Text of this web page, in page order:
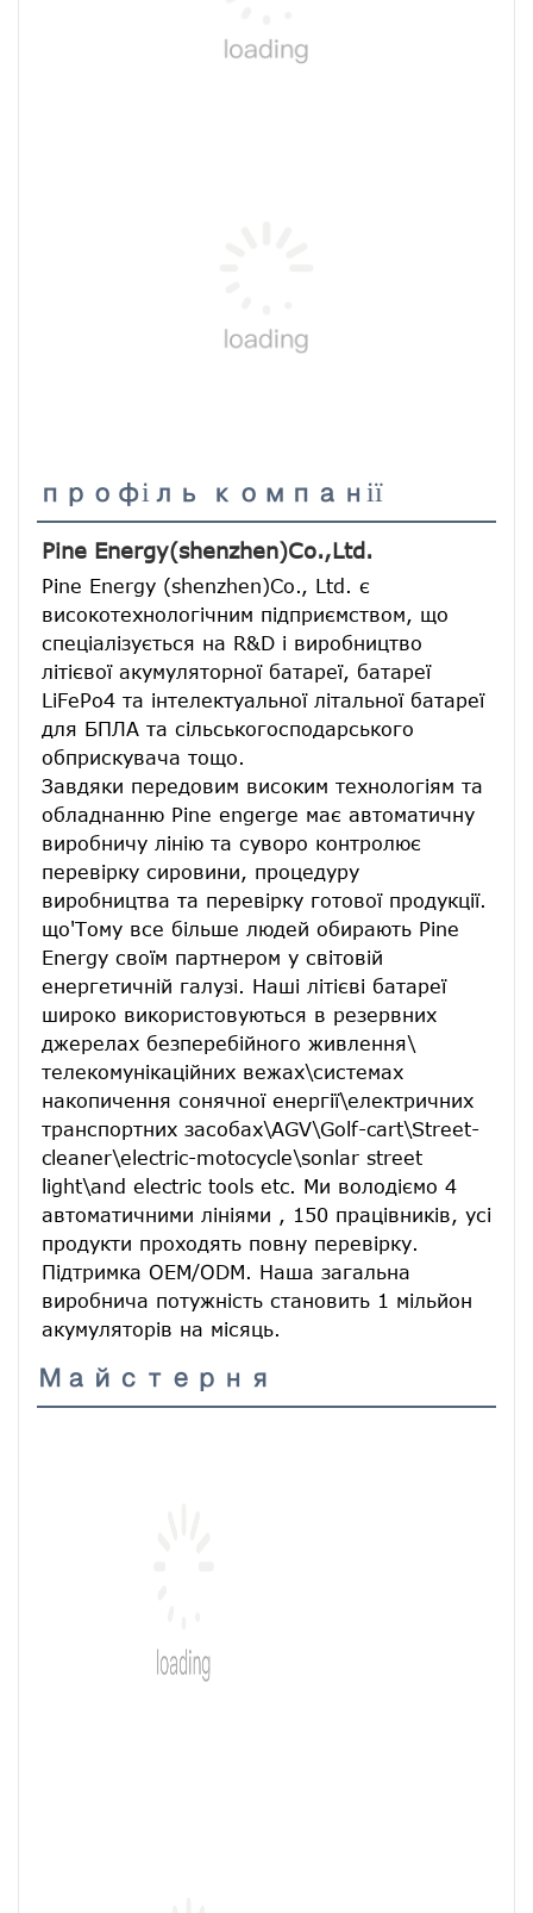
профіль компанії
Pine Energy(shenzhen)Co.,Ltd.
Pine Energy (shenzhen)Co., Ltd. є
високотехнологічним підприємством, що
спеціалізується на R&D і виробництво
літієвої акумуляторної батареї, батареї
LiFePo4 та інтелектуальної літальної батареї
для БПЛА та сільськогосподарського
обприскувача тощо.
Завдяки передовим високим технологіям та
обладнанню Pine engerge має автоматичну
виробничу лінію та суворо контролює
перевірку сировини, процедуру
виробництва та перевірку готової продукції.
що'Тому все більше людей обирають Pine
Energy своїм партнером у світовій
енергетичній галузі. Наші літієві батареї
широко використовуються в резервних
джерелах безперебійного живлення\
телекомунікаційних вежах\системах
накопичення сонячної енергії\електричних
транспортних засобах\AGV\Golf-cart\Street-
cleaner\electric-motocycle\sonlar street
light\and electric tools etc. Ми володіємо 4
автоматичними лініями , 150 працівників, усі
продукти проходять повну перевірку.
Підтримка OEM/ODM. Наша загальна
виробнича потужність становить 1 мільйон
акумуляторів на місяць.
Майстерня